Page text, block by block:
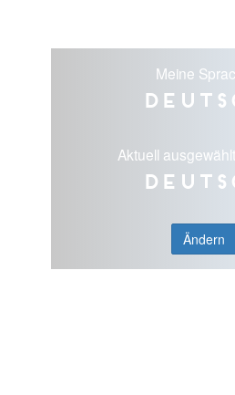
Meine
Aktuell
Ändern